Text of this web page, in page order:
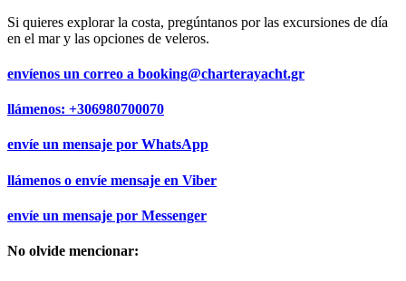
Si quieres explorar la costa, pregúntanos por las excursiones de día
en el mar y las opciones de veleros.
envíenos un correo a booking@charterayacht.gr
llámenos: +306980700070
envíe un mensaje por WhatsApp
llámenos o envíe mensaje en Viber
envíe un mensaje por Messenger
No olvide mencionar: